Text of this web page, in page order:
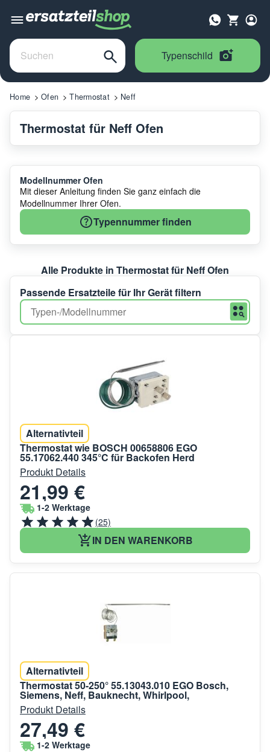
Typenschild
Home Ofen Thermostat Neff
Thermostat für Neff Ofen
Modellnummer Ofen
Mit dieser Anleitung finden Sie ganz einfach die
Modellnummer Ihrer Ofen.
Typennummer finden
Alle Produkte in Thermostat für Neff Ofen
Passende Ersatzteile für Ihr Gerät filtern
Alternativteil
Thermostat wie BOSCH 00658806 EGO
55.17062.440 345°C für Backofen Herd
Produkt Details
21,99 €
1-2 Werktage
(25)
IN DEN WARENKORB
Alternativteil
Thermostat 50-250° 55.13043.010 EGO Bosch,
Siemens, Neff, Bauknecht, Whirlpool,
Produkt Details
27,49 €
1-2 Werktage